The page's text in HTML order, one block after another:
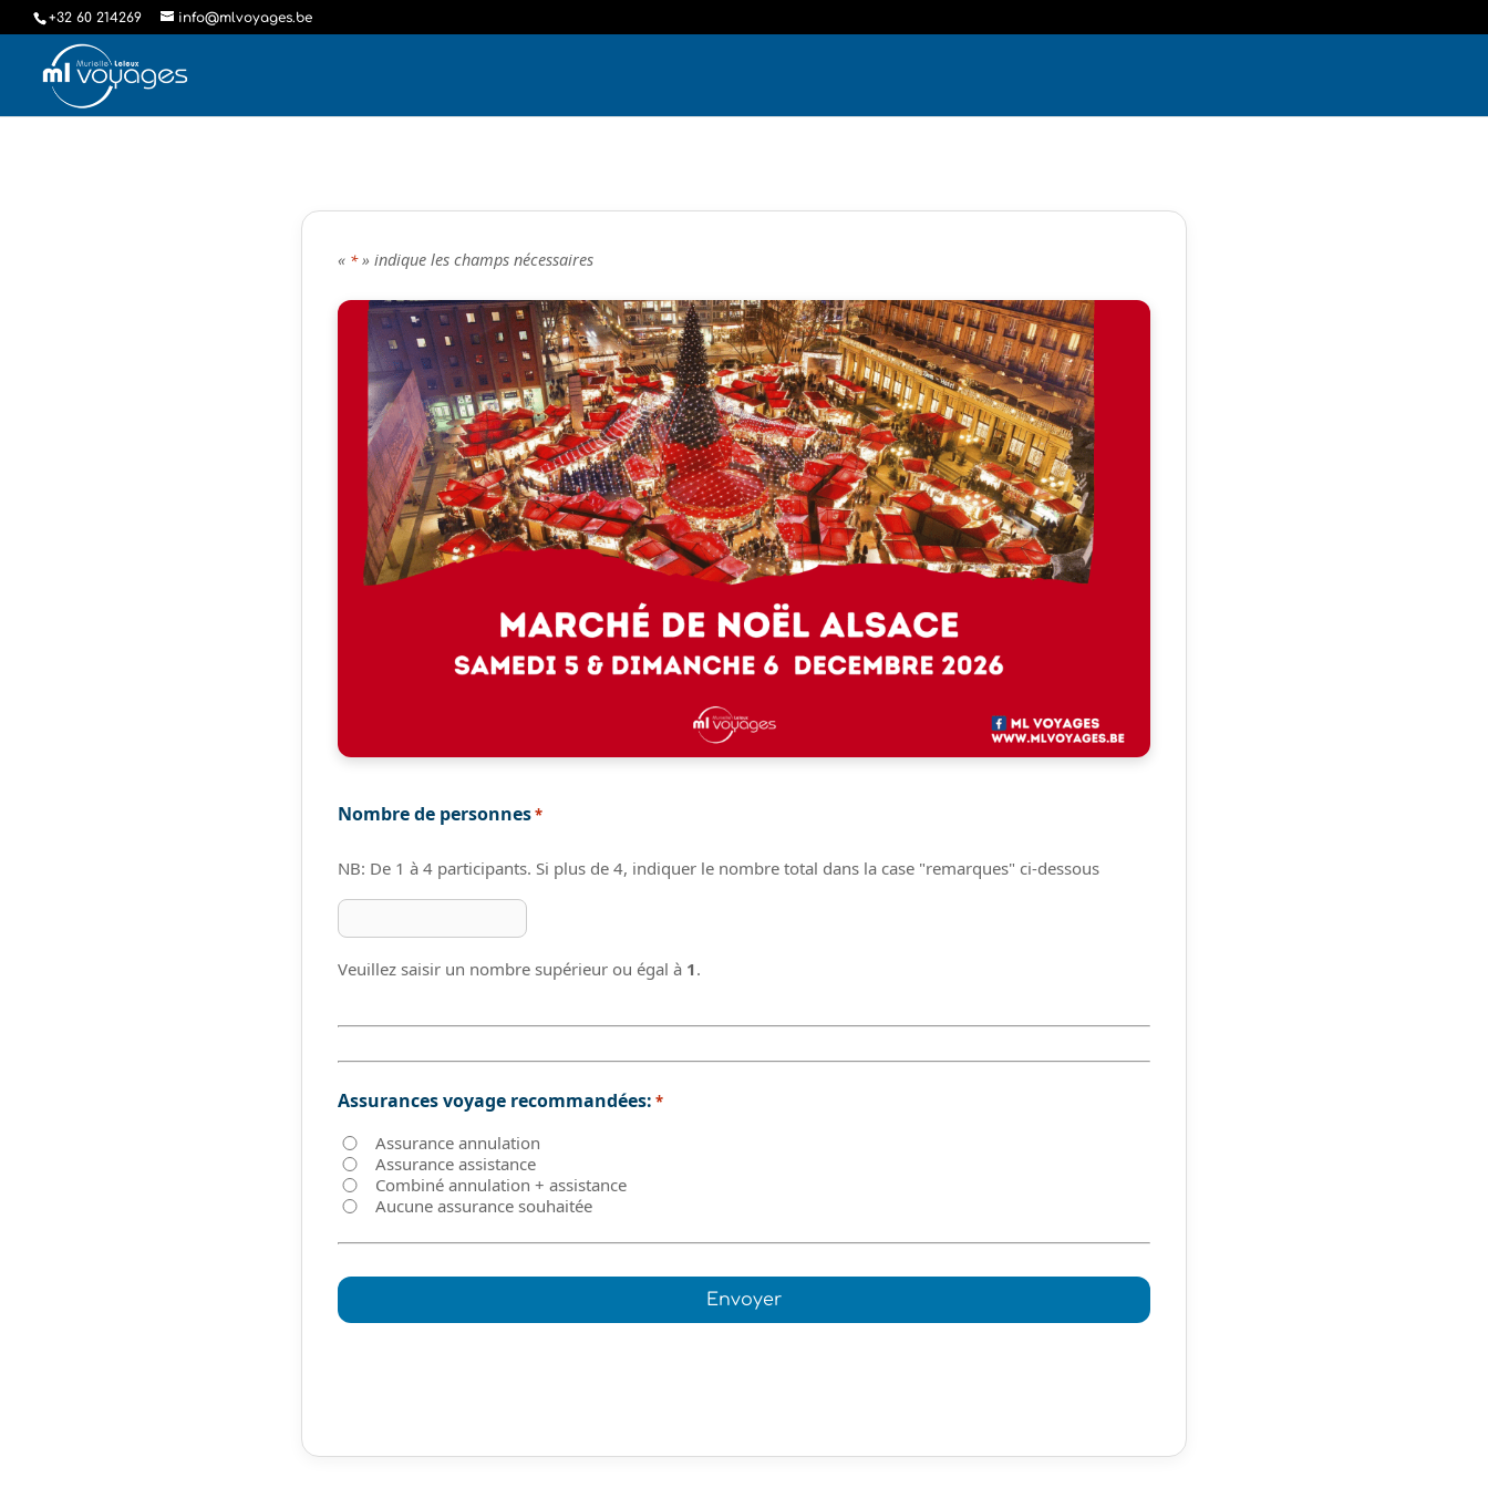
+32 60 214269 info@mlvoyages.be
« *» indique les champs nécessaires
Nombre de personnes*
NB: De 1 à 4 participants. Si plus de 4, indiquer le nombre total dans la case "remarques" ci-dessous
Veuillez saisir un nombre supérieur ou égal à 1.
Assurances voyage recommandées: *
Assurance annulation
Assurance assistance
Combiné annulation + assistance
Aucune assurance souhaitée